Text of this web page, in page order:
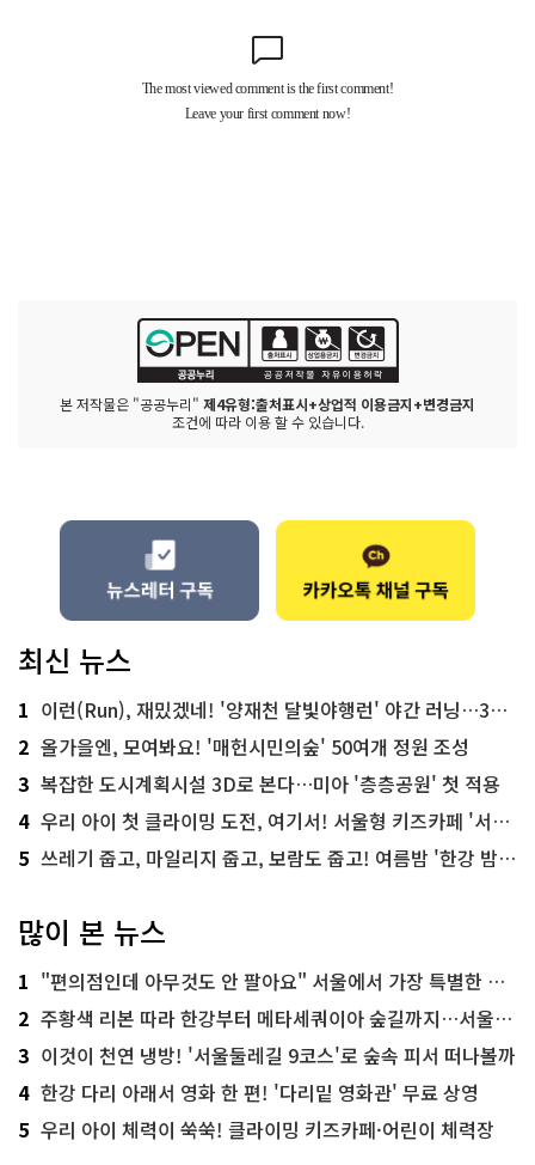
본 저작물은 "공공누리" 제4유형:출처표시+상업적 이용금지+변경금지
조건에 따라 이용 할 수 있습니다.
최신 뉴스
1 이런(Run), 재밌겠네! '양재천 달빛야행런' 야간 러닝…300명 모집
2 올가을엔, 모여봐요! '매헌시민의숲' 50여개 정원 조성
3 복잡한 도시계획시설 3D로 본다…미아 '층층공원' 첫 적용
4 우리 아이 첫 클라이밍 도전, 여기서! 서울형 키즈카페 '서울가족플라자점'
5 쓰레기 줍고, 마일리지 줍고, 보람도 줍고! 여름밤 '한강 밤마실 줍깅'
많이 본 뉴스
1 "편의점인데 아무것도 안 팔아요" 서울에서 가장 특별한 편의점의 정체
2 주황색 리본 따라 한강부터 메타세쿼이아 숲길까지…서울둘레길 15코스
3 이것이 천연 냉방! '서울둘레길 9코스'로 숲속 피서 떠나볼까
4 한강 다리 아래서 영화 한 편! '다리밑 영화관' 무료 상영
5 우리 아이 체력이 쑥쑥! 클라이밍 키즈카페·어린이 체력장